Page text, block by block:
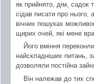
як прийнято, дім, садок
сідав писати про
вічних пошуках
щирих очей, які мене
Його вміння
найскладніших питань,
дозволяли постійна
Він належав до тих